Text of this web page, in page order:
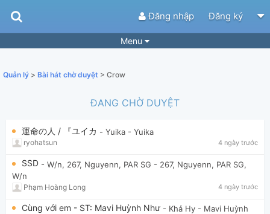
Đăng nhập Đăng ký
Menu
Tìm theo hợp âm
Tắt quảng cáo
Quản lý > Bài hát chờ duyệt > Crow
ĐANG CHỜ DUYỆT
運命の人 / 『ユイカ - Yuika - Yuika
ryohatsun 4 ngày trước
SSD - W/n, 267, Nguyenn, PAR SG - 267, Nguyenn, PAR SG,
W/n
Phạm Hoàng Long 4 ngày trước
Cùng với em - ST: Mavi Huỳnh Như - Khả Hy - Mavi Huỳnh